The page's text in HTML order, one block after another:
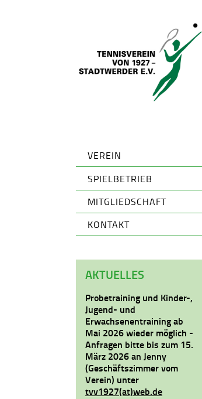
VEREIN
SPIELBETRIEB
MITGLIEDSCHAFT
KONTAKT
AKTUELLES
Probetraining und Kinder-,
Jugend- und
Erwachsenentraining ab
Mai 2026 wieder möglich -
Anfragen bitte bis zum 15.
März 2026 an Jenny
(Geschäftszimmer vom
Verein) unter
tvv1927(at)web.de